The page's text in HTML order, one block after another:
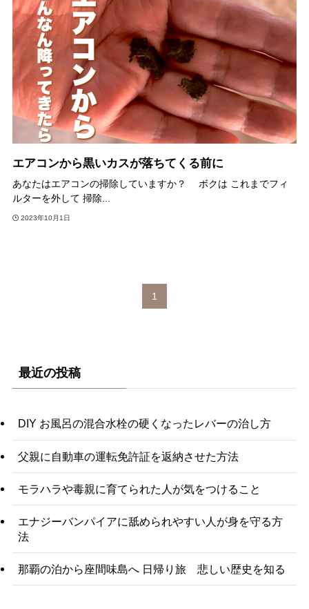
エアコンから黒いカスが落ちてくる前に
あなたはエアコンの掃除していますか？ ボクは これまでフィ
ルターを外して 掃除...
2023年10月1日
1
最近の投稿
DIY お風呂の混合水栓の硬くなったレバーの治し方
父親に自動車の運転免許証を返納させた方法
モラハラや毒親に育てられた人が気をつけること
エナジーバンパイアに舐められやすい人が身を守る方
法
那覇の泊から座間味島へ 日帰り旅 悲しい歴史を知る